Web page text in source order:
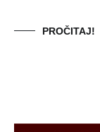
PROČITAJ!